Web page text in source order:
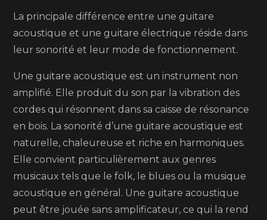
La principale différence entre une guitare
acoustique et une guitare électrique réside dans
leur sonorité et leur mode de fonctionnement.
Une guitare acoustique est un instrument non
amplifié. Elle produit du son par la vibration des
cordes qui résonnent dans sa caisse de résonance
en bois. La sonorité d’une guitare acoustique est
naturelle, chaleureuse et riche en harmoniques.
Elle convient particulièrement aux genres
musicaux tels que le folk, le blues ou la musique
acoustique en général. Une guitare acoustique
peut être jouée sans amplificateur, ce qui la rend